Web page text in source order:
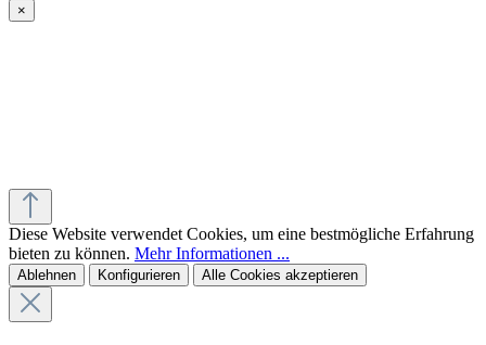
×
Diese Website verwendet Cookies, um eine bestmögliche Erfahrung
bieten zu können. Mehr Informationen ...
Ablehnen Konfigurieren Alle Cookies akzeptieren